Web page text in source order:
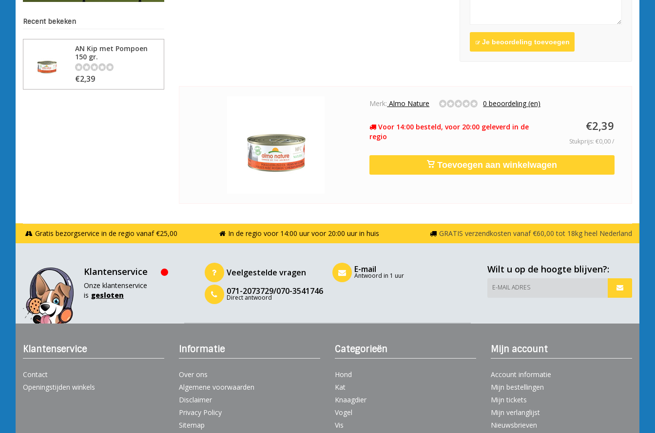
Recent bekeken
AN Kip met Pompoen
150 gr.
€2,39
Je beoordeling toevoegen
Merk: Almo Nature 0 beoordeling (en)
Voor 14:00 besteld, voor 20:00 geleverd in de
regio
€2,39
Stukprijs: €0,00 /
Toevoegen aan winkelwagen
Gratis bezorgservice in de regio vanaf €25,00 In de regio voor 14:00 uur voor 20:00 uur in huis GRATIS verzendkosten vanaf €60,00 tot 18kg heel Nederland
Klantenservice
Onze klantenservice
is gesloten
Veelgestelde vragen
071-2073729/070-3541746
Direct antwoord
E-mail
Antwoord in 1 uur
Wilt u op de hoogte blijven?:
E-MAIL ADRES
Klantenservice
Contact
Openingstijden winkels
Informatie
Over ons
Algemene voorwaarden
Disclaimer
Privacy Policy
Sitemap
Categorieën
Hond
Kat
Knaagdier
Vogel
Vis
Mijn account
Account informatie
Mijn bestellingen
Mijn tickets
Mijn verlanglijst
Nieuwsbrieven